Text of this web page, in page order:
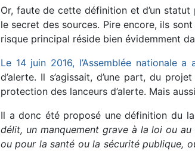
Or, faute de cette définition et d’un
le secret des sources. Pire encore, ils
risque principal réside bien évidemment
Le 14 juin 2016, l’Assemblée nationale
d’alerte. Il s’agissait, d’une part, du
protection des lanceurs d’alerte. Mais
Il a donc été proposé une définition du
délit, un manquement grave à la loi ou
ou pour la santé ou la sécurité publique,